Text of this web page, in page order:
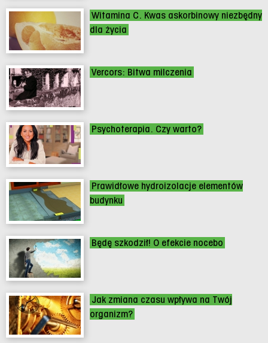
Witamina C. Kwas askorbinowy niezbędny
dla życia
Vercors: Bitwa milczenia
Psychoterapia. Czy warto?
Prawidłowe hydroizolacje elementów
budynku
Będę szkodził! O efekcie nocebo
Jak zmiana czasu wpływa na Twój
organizm?